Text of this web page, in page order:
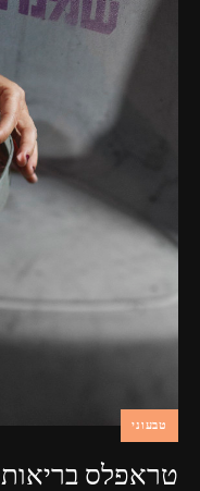
טבעוני
טראפלס בריאות